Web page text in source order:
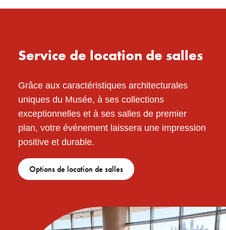
Service de location de salles
Grâce aux caractéristiques architecturales
uniques du Musée, à ses collections
exceptionnelles et à ses salles de premier
plan, votre événement laissera une impression
positive et durable.
Options de location de salles